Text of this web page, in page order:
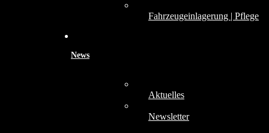
Fahrzeugeinlagerung | Pflege
News
Aktuelles
Newsletter